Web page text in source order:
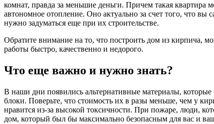
комнат, правда за меньшие деньги. Причем такая квартира
автономное отопление. Оно актуально за счет того, что
нужно задуматься еще при их строительстве.
Обратите внимание на то, что построить дом из кирпича,
работы быстро, качественно и недорого.
Что еще важно и нужно знать?
В наши дни появились альтернативные материалы,
блоки. Поверьте, что стоимость их в разы меньше, чем у
нравится из-за высокой токсичности. При пожаре, люди,
дом, который был бы максимально безопасным для вас и